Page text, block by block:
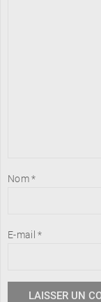
Nom*
E-mail*